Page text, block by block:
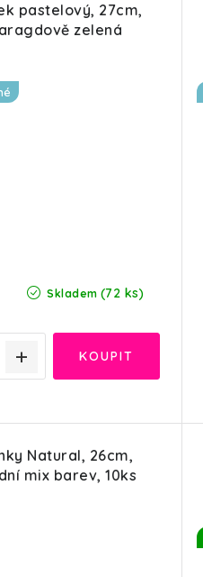
pastelový, 27cm,
zelená
Skladem (72 ks)
Natural, 26cm,
mix barev, 10ks